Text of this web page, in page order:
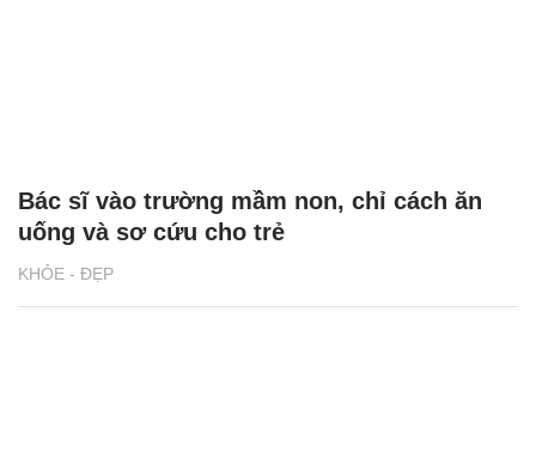
KHỎE - ĐẸP
Bác sĩ vào trường mầm non, chỉ cách ăn
uống và sơ cứu cho trẻ